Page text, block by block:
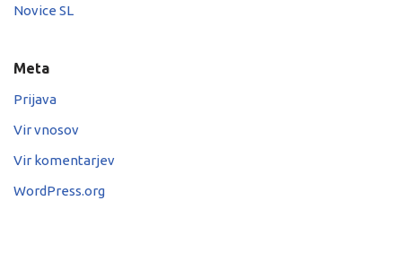
Novice SL
Meta
Prijava
Vir vnosov
Vir komentarjev
WordPress.org